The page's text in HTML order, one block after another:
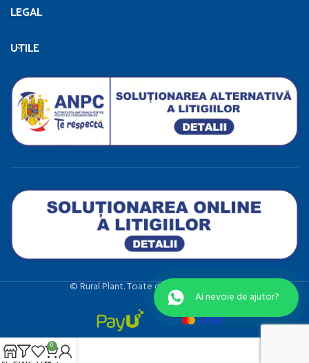
LEGAL
UTILE
©️ Rural Plant. Toate drepturile rezervate.
0